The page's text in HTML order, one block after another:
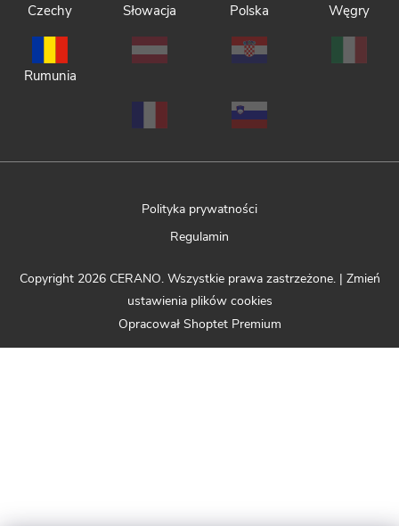
Czechy Słowacja Polska Węgry
Rumunia
Polityka prywatności
Regulamin
Opracował Shoptet Premium
Copyright 2026 CERANO. Wszystkie prawa zastrzeżone. | Zmień
ustawienia plików cookies